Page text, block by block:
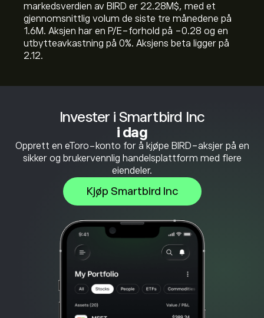
Invester i Smartbird Inc
i dag
Opprett en eToro-konto for å kjøpe BIRD-aksjer på en
sikker og brukervennlig handelsplattform med flere
eiendeler.
Kjøp Smartbird Inc
markedsverdien av BIRD er 22.28M‎$‎, med et
gjennomsnittlig volum de siste tre månedene på
1.6M. Aksjen har en P/E-forhold på -0.28 og en
utbytteavkastning på 0%. Aksjens beta ligger på
2.12.